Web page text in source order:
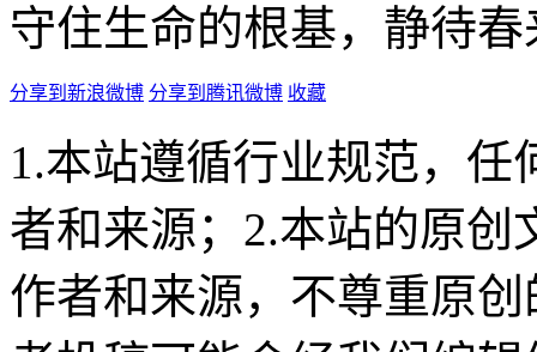
守住生命的根基，静待
分享到新浪微博 分享到腾讯微博 收藏
1.本站遵循行业规范，
者和来源；2.本站的原
作者和来源，不尊重原